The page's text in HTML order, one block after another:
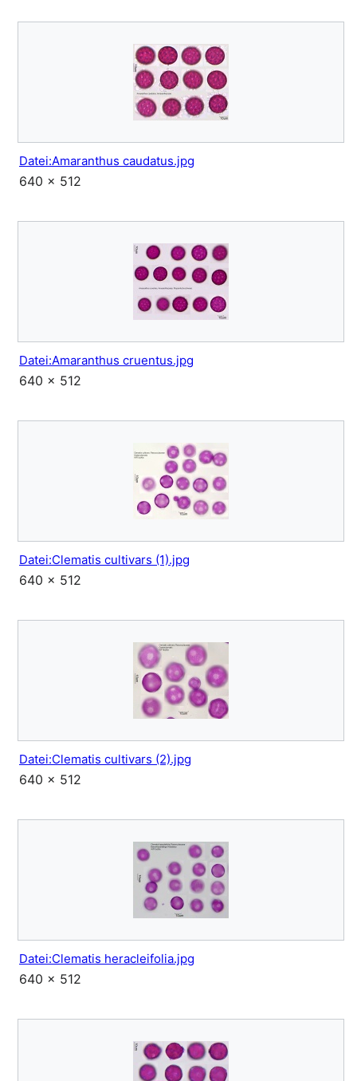
Datei:Amaranthus caudatus.jpg
640 × 512
Datei:Amaranthus cruentus.jpg
640 × 512
Datei:Clematis cultivars (1).jpg
640 × 512
Datei:Clematis cultivars (2).jpg
640 × 512
Datei:Clematis heracleifolia.jpg
640 × 512